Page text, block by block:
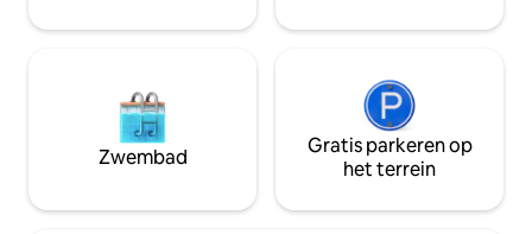
Zwembad
Gratis parkeren op
het terrein